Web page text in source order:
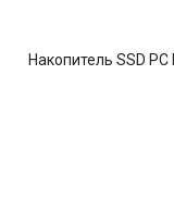
Накопитель SSD